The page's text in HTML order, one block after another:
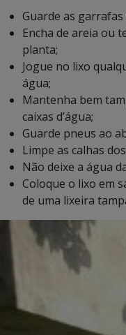
Guarde as
Encha de areia ou
planta;
Jogue no lixo
água;
Mantenha bem
caixas d’água;
Guarde pneus ao
Limpe as calhas
Não deixe a água
Coloque o lixo em
de uma lixeira